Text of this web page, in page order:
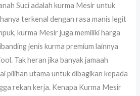
Suci adalah kurma Mesir untuk
terkenal dengan rasa manis legit
kurma Mesir juga memiliki harga
jenis kurma premium lainnya
Tak heran jika banyak jamaah
pilihan utama untuk dibagikan kepada
rekan kerja. Kenapa Kurma Mesir